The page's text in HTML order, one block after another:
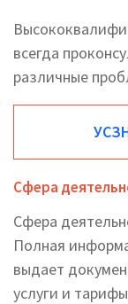
всегда
различные
Сфера
Сфера
Полная
выдает
услуги и